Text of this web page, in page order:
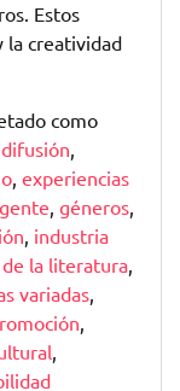
Estos
la creatividad
como
difusión,
, experiencias
, géneros,
, industria
la literatura,
variadas,
,
,